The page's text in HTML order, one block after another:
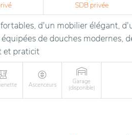
SDB privée
d'un mobilier élégant,
de douches modernes,
et praticit
Ascenceurs
Garage
(disponible)